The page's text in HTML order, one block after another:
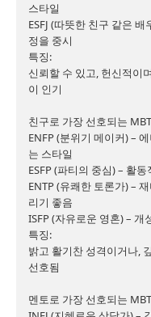
스타일
ESFJ (따뜻한 친구 같은
정을 중시
특징:
신뢰할 수 있고, 헌신적이
이 인기
친구로 가장 선호되는
ENFP (분위기 메이커) –
는 스타일
ESFP (파티의 중심) – 활
ENTP (유쾌한 토론가) –
리기 좋음
ISFP (자유로운 영혼) – 개
특징:
밝고 활기찬 성격이거나,
선호됨
멘토로 가장 선호되는